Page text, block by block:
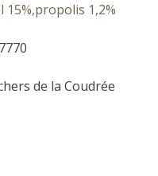
15%,propolis 1,2%
de la Coudrée